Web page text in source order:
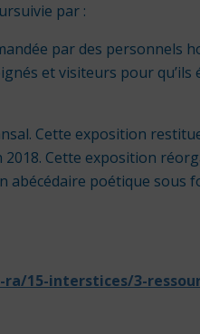
par :
par des personnels
et visiteurs pour qu’ils
Cette exposition
Cette exposition
abécédaire poétique sous
15-interstices/3-